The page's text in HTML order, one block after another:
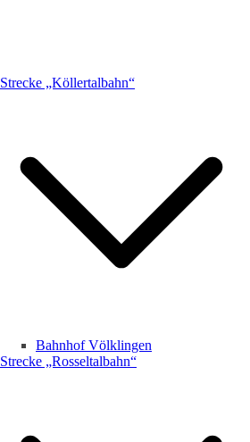
Strecke „Köllertalbahn“
Bahnhof Völklingen
Strecke „Rosseltalbahn“